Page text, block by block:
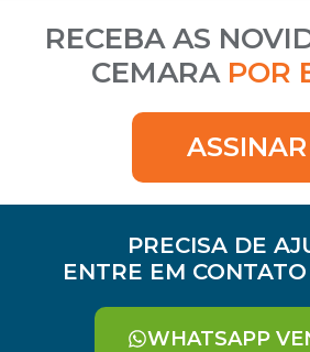
RECEBA AS
CEMARA POR
ASSINAR
PRECISA DE
ENTRE EM
WHATSAPP